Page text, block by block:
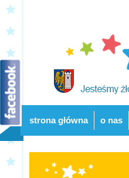
strona główna o nas